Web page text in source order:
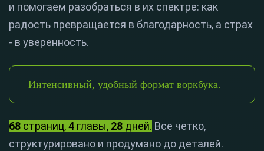
и помогаем разобраться в их спектре: как
радость превращается в благодарность, а страх
- в уверенность.
Интенсивный, удобный формат воркбука.
68 страниц,4 главы, 28 дней. Все четко,
структурировано и продумано до деталей.